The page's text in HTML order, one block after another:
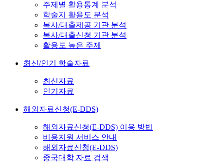
주제별 활용통계 분석
학술지 활용도 분석
복사/대출제공 기관 분석
복사/대출신청 기관 분석
활용도 높은 주제
최신/인기 학술자료
최신자료
인기자료
해외자료신청(E-DDS)
해외자료신청(E-DDS) 이용 방법
비용지원 서비스 안내
해외자료신청(E-DDS)
중국대학 자료 검색